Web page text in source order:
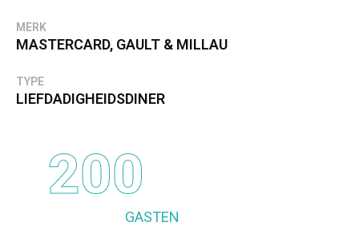
MERK
MASTERCARD, GAULT & MILLAU
TYPE
LIEFDADIGHEIDSDINER
GASTEN
200